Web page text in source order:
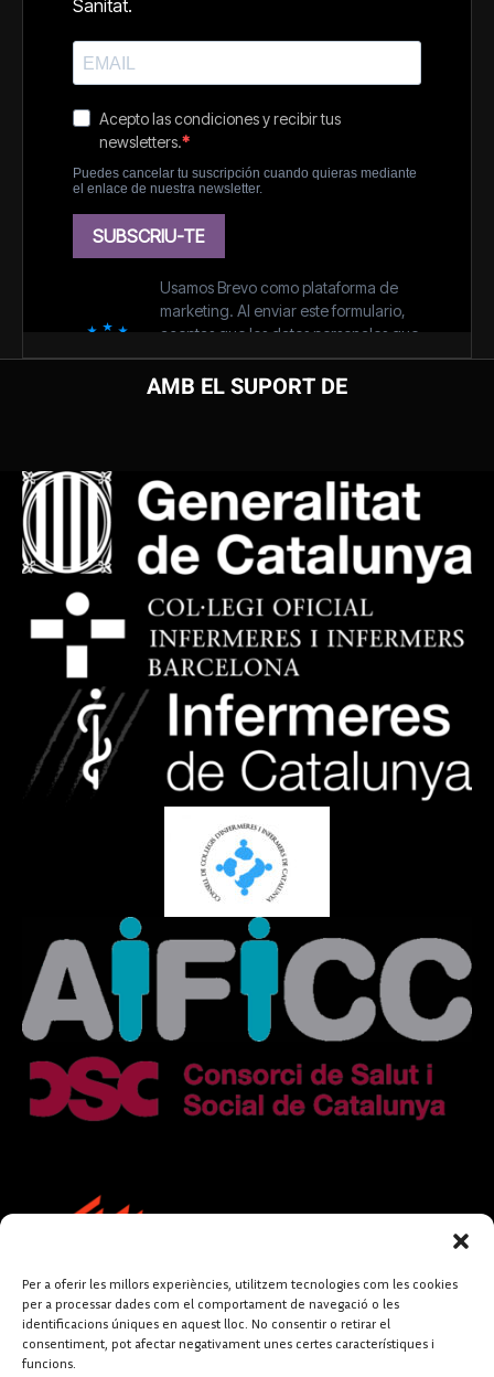
Per a oferir les millors experiències, utilitzem tecnologies com les cookies
per a processar dades com el comportament de navegació o les
identificacions úniques en aquest lloc. No consentir o retirar el
consentiment, pot afectar negativament unes certes característiques i
funcions.
AMB EL SUPORT DE